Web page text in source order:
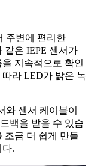
주변에 편리한
같은 IEPE 센서가
지속적으로 확인
라 LED가 밝은 녹
와 센서 케이블이
백을 받을 수 있습
조금 더 쉽게 만들
.